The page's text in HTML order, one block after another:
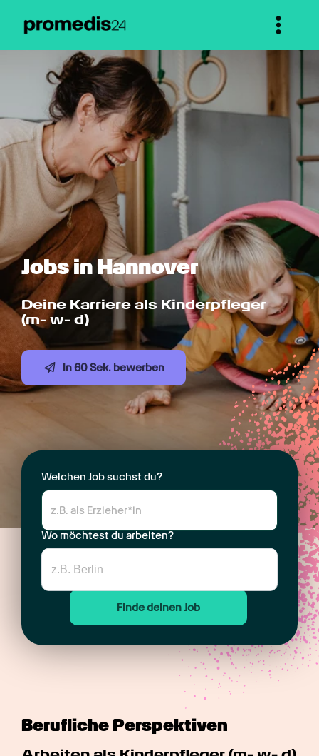
Jobs in Hannover
Deine Karriere als Kinderpfleger
(m- w- d)
In 60 Sek. bewerben
Welchen Job suchst du?
Wo möchtest du arbeiten?
Finde deinen Job
Berufliche Perspektiven